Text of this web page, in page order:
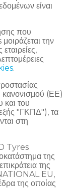
είναι
που
την
.
(ΕΕ)
του
"ΓΚΠΔ"), τα
στη
Tyres
της
της
EU,
της οποίας